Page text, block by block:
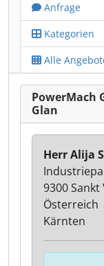
Anfrage
Kategorien
Alle
PowerMach
Glan
Herr Alija
9300
Österreich
Kärnten